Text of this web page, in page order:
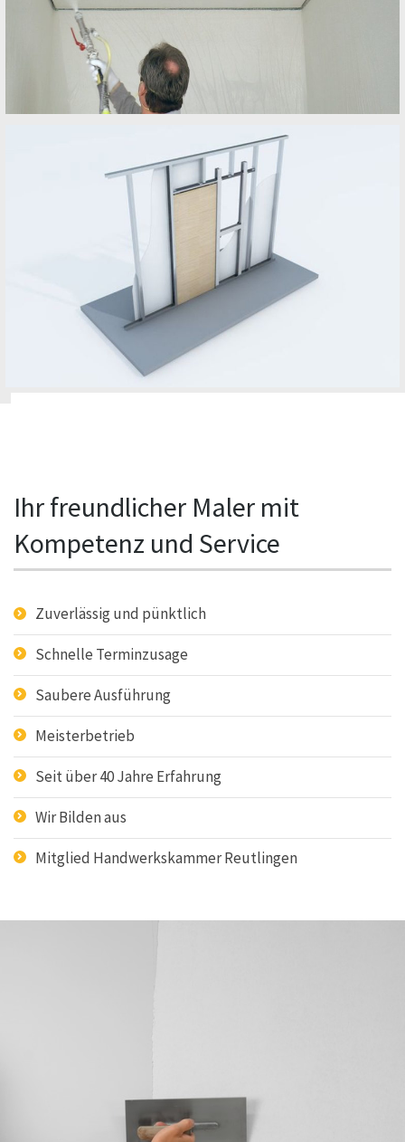
Ihr freundlicher Maler mit
Kompetenz und Service
Zuverlässig und pünktlich
Schnelle Terminzusage
Saubere Ausführung
Meisterbetrieb
Seit über 40 Jahre Erfahrung
Wir Bilden aus
Mitglied Handwerkskammer Reutlingen